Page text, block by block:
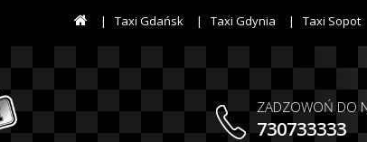
Taxi Gdańsk Taxi Gdynia Taxi Sopot
ZADZOWOŃ DO
730733333